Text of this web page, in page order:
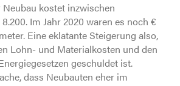
sagen
kostet inzwischen
Im Jahr 2020 waren es noch €
Eine eklatante Steigerung also,
Lohn- und Materialkosten und den
geschuldet ist.
dass Neubauten eher im